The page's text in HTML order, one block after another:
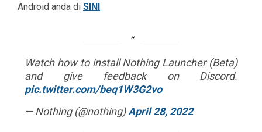
Android anda di SINI
Watch how to install Nothing Launcher (Beta)
and give feedback on Discord.
pic.twitter.com/beq1W3G2vo
— Nothing (@nothing)April 28, 2022